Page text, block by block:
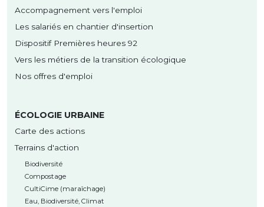
Accompagnement vers l'emploi
Les salariés en chantier d'insertion
Dispositif Premières heures 92
Vers les métiers de la transition écologique
Nos offres d'emploi
ÉCOLOGIE URBAINE
Carte des actions
Terrains d'action
Biodiversité
Compostage
CultiCime (maraîchage)
Eau, Biodiversité, Climat